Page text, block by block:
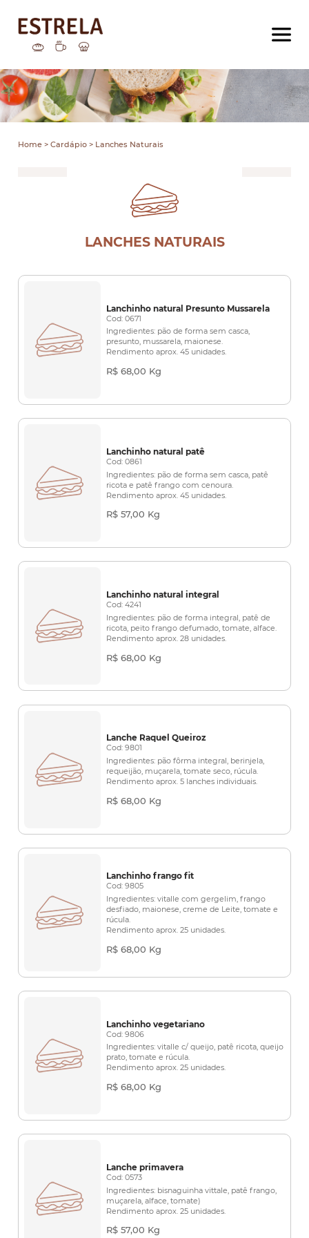
HOME
CARDÁPIOS
A PADARIA
DELIVERY IFOOD
FALE CONOSCO
FAÇA SEU PEDIDO
Home> Cardápio> Lanches Naturais
LANCHES NATURAIS
Lanchinho natural Presunto Mussarela
Cod: 0671
Ingredientes: pão de forma sem casca,
presunto, mussarela, maionese.
Rendimento aprox. 45 unidades.
R$ 68,00 Kg
Lanchinho natural patê
Cod: 0861
Ingredientes: pão de forma sem casca, patê
ricota e patê frango com cenoura.
Rendimento aprox. 45 unidades.
R$ 57,00 Kg
Lanchinho natural integral
Cod: 4241
Ingredientes: pão de forma integral, patê de
ricota, peito frango defumado, tomate, alface.
Rendimento aprox. 28 unidades.
R$ 68,00 Kg
Lanche Raquel Queiroz
Cod: 9801
Ingredientes: pão fôrma integral, berinjela,
requeijão, muçarela, tomate seco, rúcula.
Rendimento aprox. 5 lanches individuais.
R$ 68,00 Kg
Lanchinho frango fit
Cod: 9805
Ingredientes: vitalle com gergelim, frango
desfiado, maionese, creme de Leite, tomate e
rúcula.
Rendimento aprox. 25 unidades.
R$ 68,00 Kg
Lanchinho vegetariano
Cod: 9806
Ingredientes: vitalle c/ queijo, patê ricota, queijo
prato, tomate e rúcula.
Rendimento aprox. 25 unidades.
R$ 68,00 Kg
Lanche primavera
Cod: 0573
Ingredientes: bisnaguinha vittale, patê frango,
muçarela, alface, tomate)
Rendimento aprox. 25 unidades.
R$ 57,00 Kg